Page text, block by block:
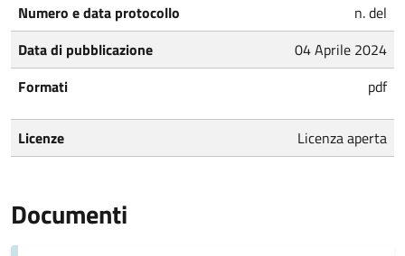
Numero e data protocollo
n. del
Data di pubblicazione
04 Aprile 2024
Formati
pdf
Licenze Licenza aperta
Documenti